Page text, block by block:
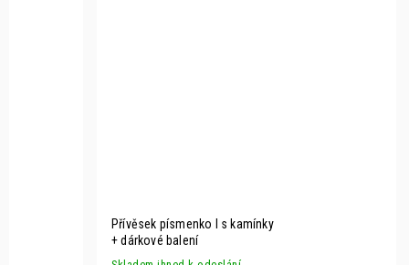
Přívěsek písmenko I s kamínky
+ dárkové balení